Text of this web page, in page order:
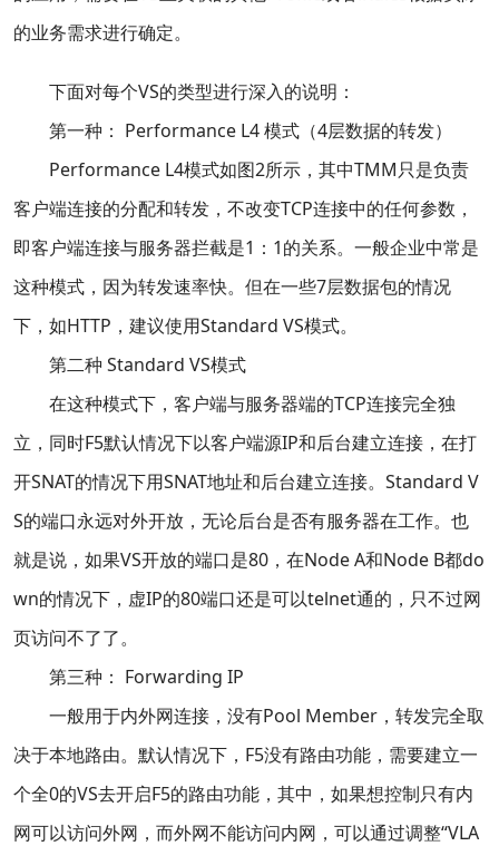
下面对每个VS的类型进行深入的说明：
第一种： Performance L4 模式（4层数据的转发）
Performance L4模式如图2所示，其中TMM只是负责
客户端连接的分配和转发，不改变TCP连接中的任何参数，
即客户端连接与服务器拦截是1：1的关系。一般企业中常是
这种模式，因为转发速率快。但在一些7层数据包的情况
下，如HTTP，建议使用Standard VS模式。
第二种 Standard VS模式
在这种模式下，客户端与服务器端的TCP连接完全独
立，同时F5默认情况下以客户端源IP和后台建立连接，在打
开SNAT的情况下用SNAT地址和后台建立连接。Standard V
S的端口永远对外开放，无论后台是否有服务器在工作。也
就是说，如果VS开放的端口是80，在Node A和Node B都do
wn的情况下，虚IP的80端口还是可以telnet通的，只不过网
页访问不了了。
第三种： Forwarding IP
一般用于内外网连接，没有Pool Member，转发完全取
决于本地路由。默认情况下，F5没有路由功能，需要建立一
个全0的VS去开启F5的路由功能，其中，如果想控制只有内
网可以访问外网，而外网不能访问内网，可以通过调整“VLA